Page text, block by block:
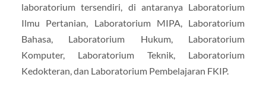
laboratorium tersendiri, di antaranya Laboratorium
Ilmu Pertanian, Laboratorium MIPA, Laboratorium
Bahasa, Laboratorium Hukum, Laboratorium
Komputer, Laboratorium Teknik, Laboratorium
Kedokteran, dan Laboratorium Pembelajaran FKIP.